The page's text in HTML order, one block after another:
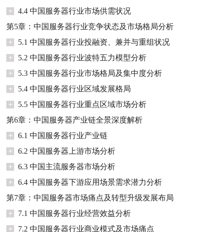
+
4.4 中国服务器行业市场供需状况
第5章：中国服务器行业竞争状态及市场格局分析
+
5.1 中国服务器行业投融资、兼并与重组状况
+
5.2 中国服务器行业波特五力模型分析
+
5.3 中国服务器行业市场格局及集中度分析
+
5.4 中国服务器行业区域发展格局
+
5.5 中国服务器行业重点区域市场分析
第6章：中国服务器产业链全景深度解析
+
6.1 中国服务器行业产业链
+
6.2 中国服务器上游市场分析
+
6.3 中国主流服务器市场分析
+
6.4 中国服务器下游应用场景需求潜力分析
第7章：中国服务器市场痛点及转型升级发展布局
+
7.1 中国服务器行业经营效益分析
+
7.2 中国服务器行业商业模式及市场痛点